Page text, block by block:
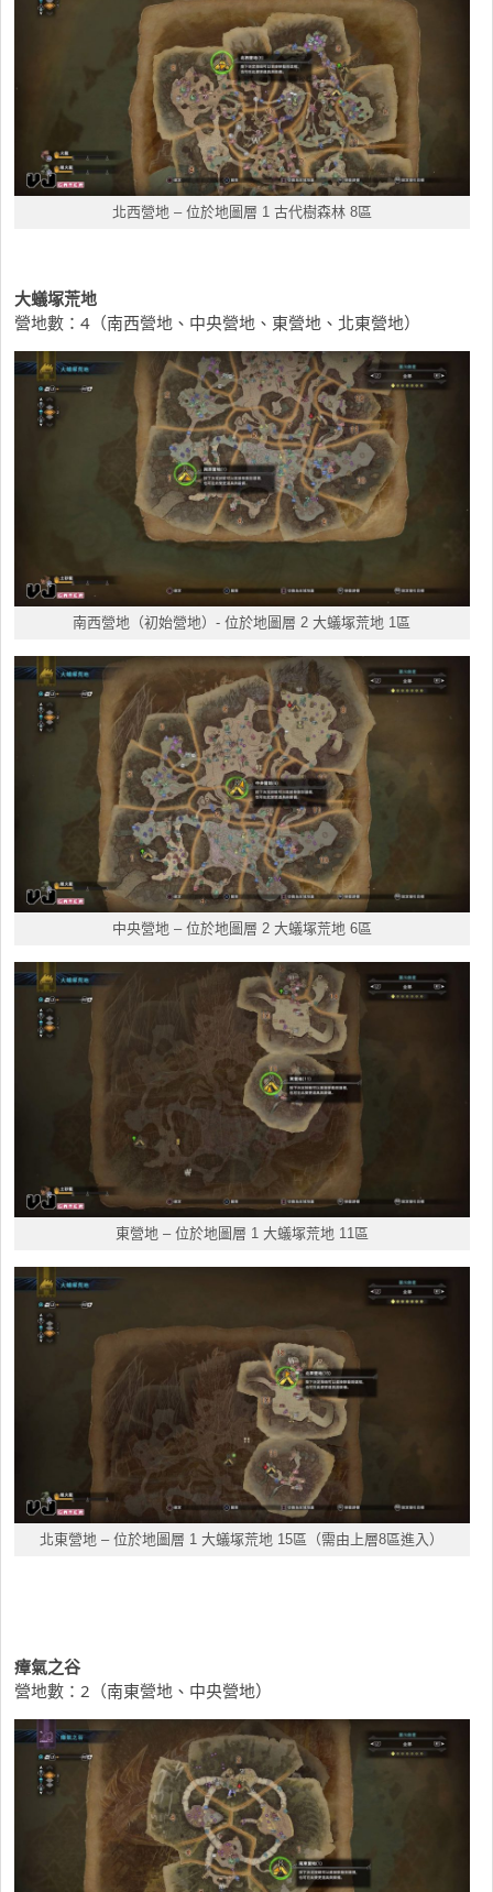
北西營地 – 位於地圖層 1 古代樹森林 8區
大蟻塚荒地
營地數：4（南西營地、中央營地、東營地、北東營地）
南西營地（初始營地）- 位於地圖層 2 大蟻塚荒地 1區
中央營地 – 位於地圖層 2 大蟻塚荒地 6區
東營地– 位於地圖層 1 大蟻塚荒地 11區
北東營地 – 位於地圖層 1 大蟻塚荒地 15區（需由上層8區進入）
瘴氣之谷
營地數：2（南東營地、中央營地）